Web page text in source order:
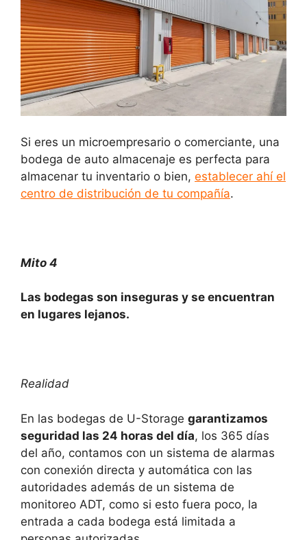
Si eres un microempresario o comerciante, una
bodega de auto almacenaje es perfecta para
almacenar tu inventario o bien, establecer ahí el
centro de distribución de tu compañía.
Mito 4
Las bodegas son inseguras y se encuentran
en lugares lejanos.
Realidad
En las bodegas de U-Storage garantizamos
seguridad las 24 horas del día, los 365 días
del año, contamos con un sistema de alarmas
con conexión directa y automática con las
autoridades además de un sistema de
monitoreo ADT, como si esto fuera poco, la
entrada a cada bodega está limitada a